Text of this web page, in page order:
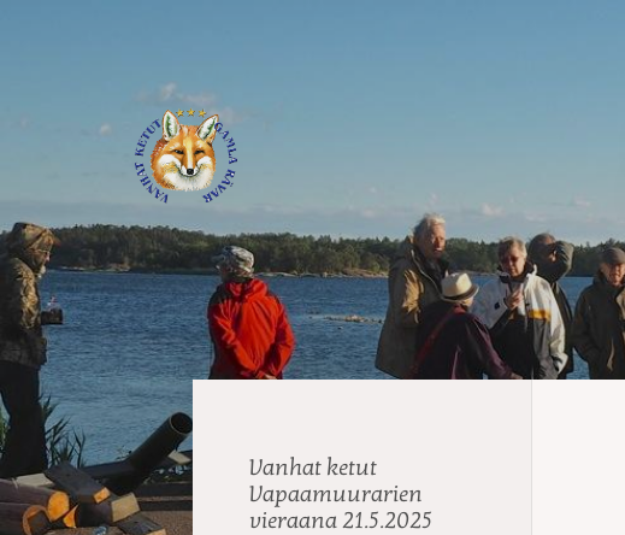
Journalistiliitto / RTTL/ Vanhat Ketut
Vanhat ketut
Vapaamuurarien
vieraana 21.5.2025